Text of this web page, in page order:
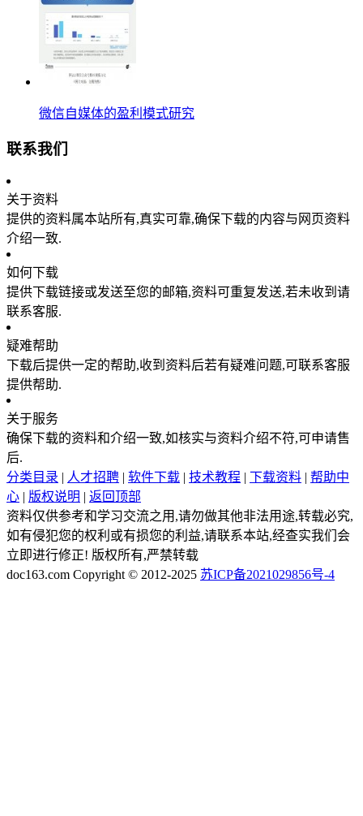
微信自媒体的盈利模式研究
联系我们
关于资料
提供的资料属本站所有,真实可靠,确保下载的内容与网页资料
介绍一致.
如何下载
提供下载链接或发送至您的邮箱,资料可重复发送,若未收到请
联系客服.
疑难帮助
下载后提供一定的帮助,收到资料后若有疑难问题,可联系客服
提供帮助.
关于服务
确保下载的资料和介绍一致,如核实与资料介绍不符,可申请售
后.
分类目录 | 人才招聘 | 软件下载 | 技术教程 | 下载资料 | 帮助中
心 | 版权说明 | 返回顶部
资料仅供参考和学习交流之用,请勿做其他非法用途,转载必究,
如有侵犯您的权利或有损您的利益,请联系本站,经查实我们会
立即进行修正! 版权所有,严禁转载
doc163.com Copyright © 2012-2025 苏ICP备2021029856号-4